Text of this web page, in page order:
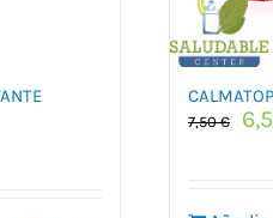
7,50€
El